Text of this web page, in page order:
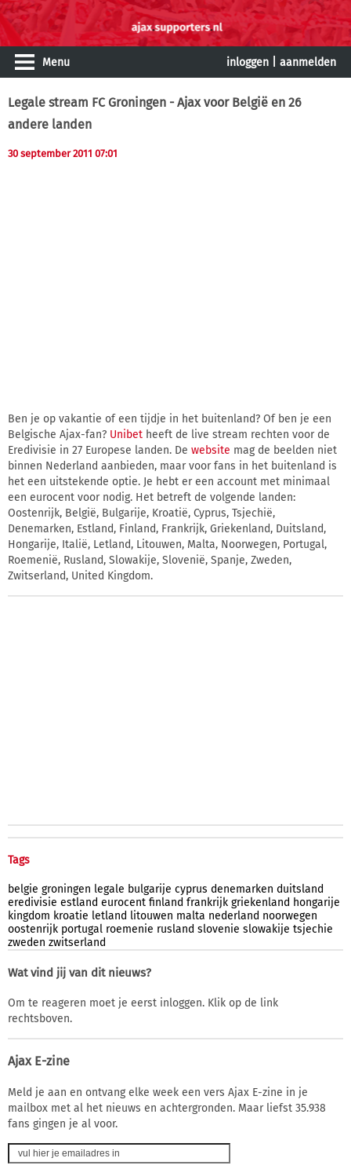
Menu inloggen aanmelden
Legale stream FC Groningen - Ajax voor België en 26
andere landen
30 september 2011 07:01
Ben je op vakantie of een tijdje in het buitenland? Of ben je een
Belgische Ajax-fan? Unibet heeft de live stream rechten voor de
Eredivisie in 27 Europese landen. De website mag de beelden niet
binnen Nederland aanbieden, maar voor fans in het buitenland is
het een uitstekende optie. Je hebt er een account met minimaal
een eurocent voor nodig. Het betreft de volgende landen:
Oostenrijk, België, Bulgarije, Kroatië, Cyprus, Tsjechië,
Denemarken, Estland, Finland, Frankrijk, Griekenland, Duitsland,
Hongarije, Italië, Letland, Litouwen, Malta, Noorwegen, Portugal,
Roemenië, Rusland, Slowakije, Slovenië, Spanje, Zweden,
Zwitserland, United Kingdom.
Tags
belgie groningen legale bulgarije cyprus denemarken duitsland
eredivisie estland eurocent finland frankrijk griekenland hongarije
kingdom kroatie letland litouwen malta nederland noorwegen
oostenrijk portugal roemenie rusland slovenie slowakije tsjechie
zweden zwitserland
Wat vind jij van dit nieuws?
Om te reageren moet je eerst inloggen. Klik op de link
rechtsboven.
Ajax E-zine
Meld je aan en ontvang elke week een vers Ajax E-zine in je
mailbox met al het nieuws en achtergronden. Maar liefst 35.938
fans gingen je al voor.